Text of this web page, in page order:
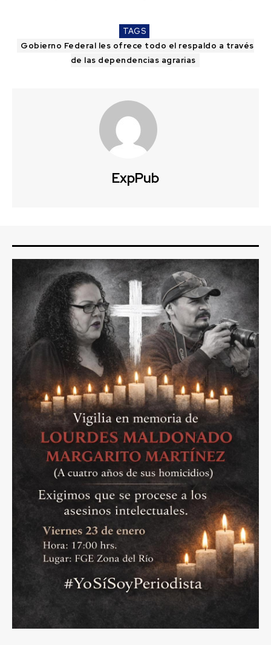
TAGS
Gobierno Federal les ofrece todo el respaldo a través
de las dependencias agrarias
ExpPub